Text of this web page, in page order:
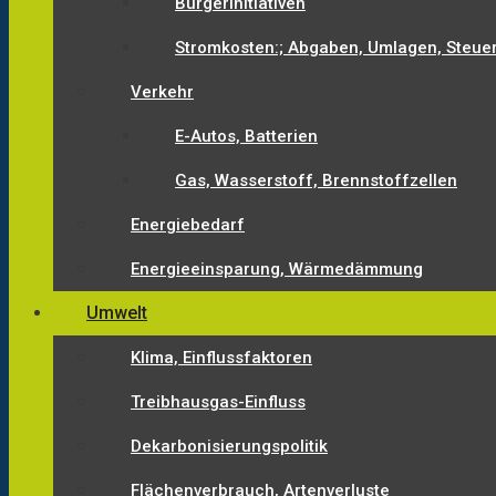
Stromkosten:; Abgaben, Umlagen,
Verkehr
E-Autos, Batterien
Gas, Wasserstoff, Brennstoffzellen
Energiebedarf
Energieeinsparung, Wärmedämmung
Umwelt
Klima, Einflussfaktoren
Treibhausgas-Einfluss
Dekarbonisierungspolitik
Flächenverbrauch, Artenverluste